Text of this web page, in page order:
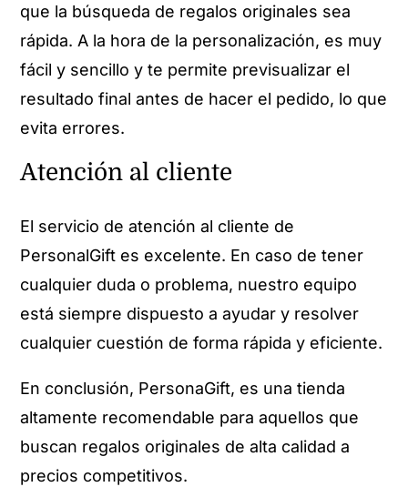
que la búsqueda de regalos originales sea
rápida. A la hora de la personalización, es muy
fácil y sencillo y te permite previsualizar el
resultado final antes de hacer el pedido, lo que
evita errores.
Atención al cliente
El servicio de atención al cliente de
PersonalGift es excelente. En caso de tener
cualquier duda o problema, nuestro equipo
está siempre dispuesto a ayudar y resolver
cualquier cuestión de forma rápida y eficiente.
En conclusión, PersonaGift, es una tienda
altamente recomendable para aquellos que
buscan regalos originales de alta calidad a
precios competitivos.